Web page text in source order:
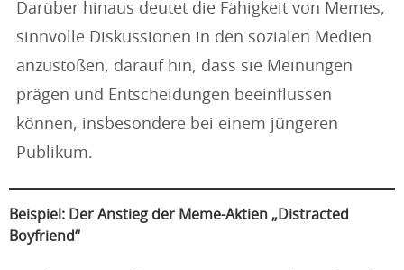
Darüber hinaus deutet die Fähigkeit von Memes,
sinnvolle Diskussionen in den sozialen Medien
anzustoßen, darauf hin, dass sie Meinungen
prägen und Entscheidungen beeinflussen
können, insbesondere bei einem jüngeren
Publikum.
Beispiel: Der Anstieg der Meme-Aktien „Distracted
Boyfriend“